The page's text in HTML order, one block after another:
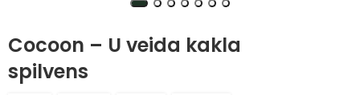
Cocoon – U veida kakla
spilvens